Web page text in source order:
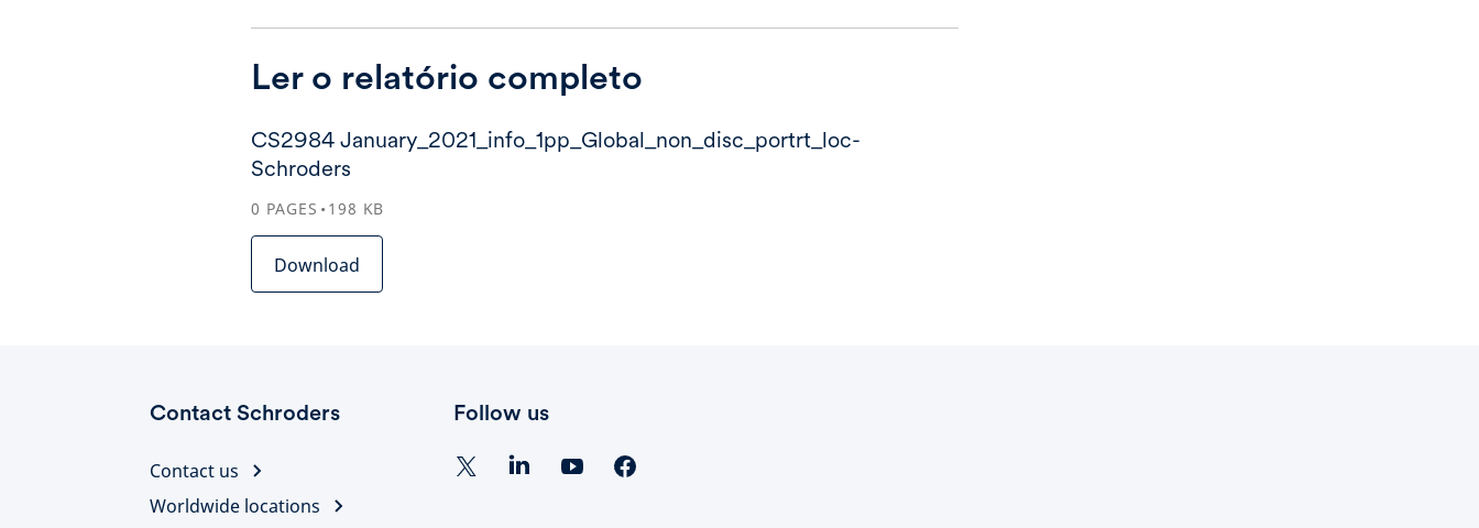
Ler o relatório completo
CS2984 January_2021_info_1pp_Global_non_disc_portrt_loc-
Schroders
0 PAGES 198 KB
Download
Contact Schroders
Contact us
Worldwide locations
Follow us